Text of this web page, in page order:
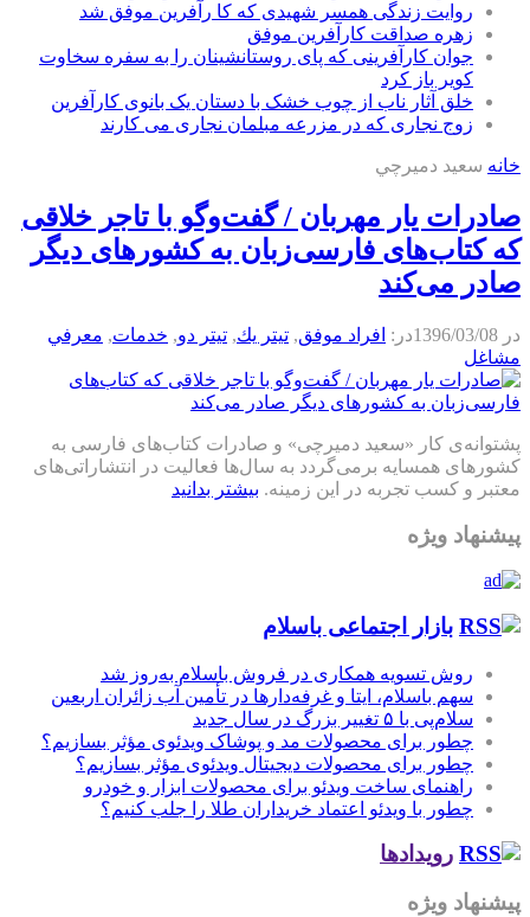
روایت زندگی همسر شهیدی که کا رآفرین موفق شد
زهره صداقت کارآفرین موفق
جوان کارآفرینی که پای روستانشینان را به سفره سخاوت
کویر باز کرد
خلق آثار ناب از چوب خشک با دستان یک بانوی کارآفرین
زوج نجاری که در مزرعه مبلمان نجاری می کارند
خانه سعيد دميرچي
صادرات یار مهربان / گفت‌و‌گو با تاجر خلاقی
که کتاب‌های فارسی‌زبان به کشورهای دیگر
صادر می‌کند
در 1396/03/08در: افراد موفق, تيتر يك, تیتر دو, خدمات, معرفي
مشاغل
پشتوانه‌ی کار «سعید دمیرچی» و صادرات کتاب‌های فارسی به
کشورهای همسایه برمی‌گردد به سال‌ها فعالیت در انتشاراتی‌های
معتبر و کسب تجربه در این زمینه. بیشتر بدانید
پیشنهاد ویژه
بازار اجتماعی باسلام
روش تسویه همکاری در فروش باسلام به‌روز شد
سهم باسلام، ایتا و غرفه‌دارها در تأمین آب زائران اربعین
سلام‌پی با ۵ تغییر بزرگ در سال جدید
چطور برای محصولات مد و پوشاک ویدئوی مؤثر بسازیم؟
چطور برای محصولات دیجیتال ویدئوی مؤثر بسازیم؟
راهنمای ساخت ویدئو برای محصولات ابزار و خودرو
چطور با ویدئو اعتماد خریداران طلا را جلب کنیم؟
رویدادها
پیشنهاد ویژه